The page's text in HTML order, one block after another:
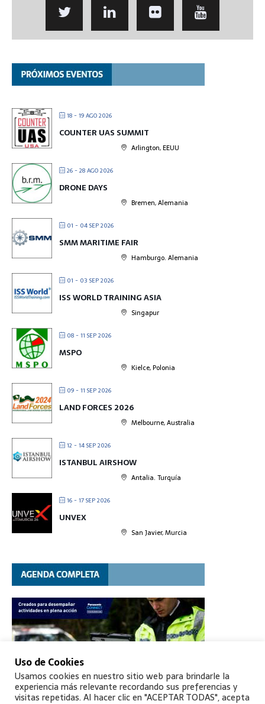
18 - 19 AGO 2026
COUNTER UAS SUMMIT
Arlington, EEUU
26 - 28 AGO 2026
DRONE DAYS
Bremen, Alemania
01 - 04 SEP 2026
SMM MARITIME FAIR
Hamburgo. Alemania
01 - 03 SEP 2026
ISS WORLD TRAINING ASIA
Singapur
08 - 11 SEP 2026
MSPO
Kielce, Polonia
09 - 11 SEP 2026
LAND FORCES 2026
Melbourne, Australia
12 - 14 SEP 2026
ISTANBUL AIRSHOW
Antalia. Turquía
16 - 17 SEP 2026
UNVEX
San Javier, Murcia
Uso de Cookies
Usamos cookies en nuestro sitio web para brindarle la
experiencia más relevante recordando sus preferencias y
visitas repetidas. Al hacer clic en "ACEPTAR TODAS", acepta